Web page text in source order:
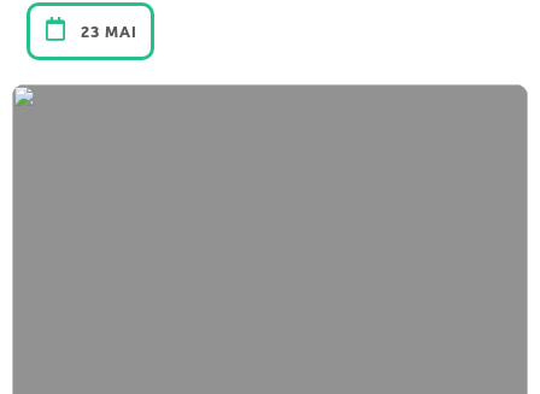
23 MAI